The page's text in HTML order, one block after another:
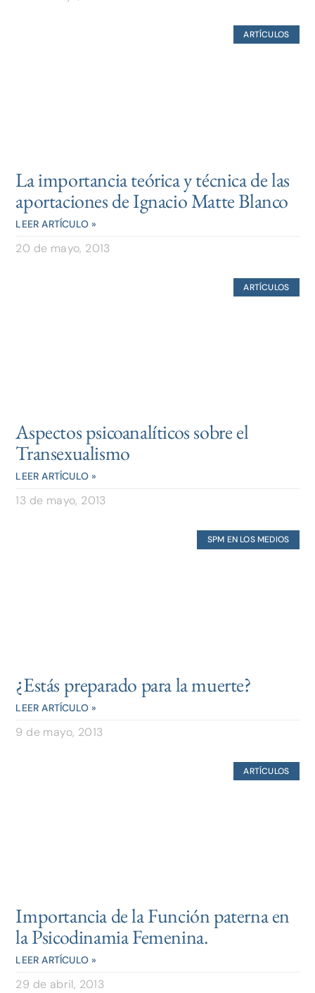
ARTÍCULOS
La importancia teórica y técnica de las
aportaciones de Ignacio Matte Blanco
LEER ARTÍCULO »
20 de mayo, 2013
ARTÍCULOS
Aspectos psicoanalíticos sobre el
Transexualismo
LEER ARTÍCULO »
13 de mayo, 2013
SPM EN LOS MEDIOS
¿Estás preparado para la muerte?
LEER ARTÍCULO »
9 de mayo, 2013
ARTÍCULOS
Importancia de la Función paterna en
la Psicodinamia Femenina.
LEER ARTÍCULO »
29 de abril, 2013